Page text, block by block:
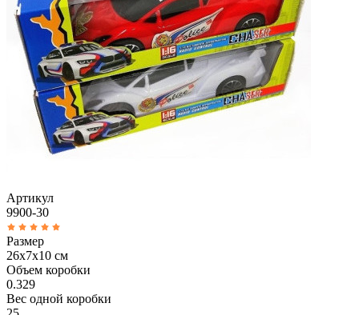
Артикул
9900-30
Размер
26х7х10 см
Объем коробки
0.329
Вес одной коробки